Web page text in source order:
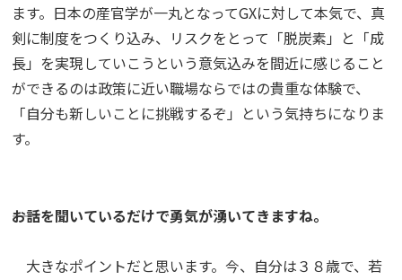
ます。日本の産官学が一丸となってGXに対して本気で、真
剣に制度をつくり込み、リスクをとって「脱炭素」と「成
長」を実現していこうという意気込みを間近に感じること
ができるのは政策に近い職場ならではの貴重な体験で、
「自分も新しいことに挑戦するぞ」という気持ちになりま
す。
――お話を聞いているだけで勇気が湧いてきますね。
大きなポイントだと思います。今、自分は３８歳で、若